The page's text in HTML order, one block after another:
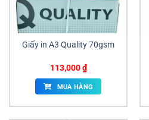
Giấy in A3 Quality 70gsm
113,000₫
MUA HÀNG